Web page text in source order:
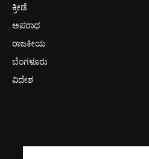
ಕ್ರೀಡೆ
ಅಪರಾಧ
ರಾಜಕೀಯ
ಬೆಂಗಳೂರು
ವಿದೇಶ